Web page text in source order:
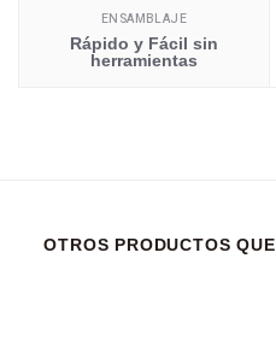
ENSAMBLAJE
Rápido y Fácil sin
herramientas
OTROS PRODUCTOS